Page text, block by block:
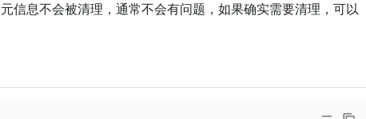
信息不会被清理，通常不会有问题，如果确实需要清理，可以